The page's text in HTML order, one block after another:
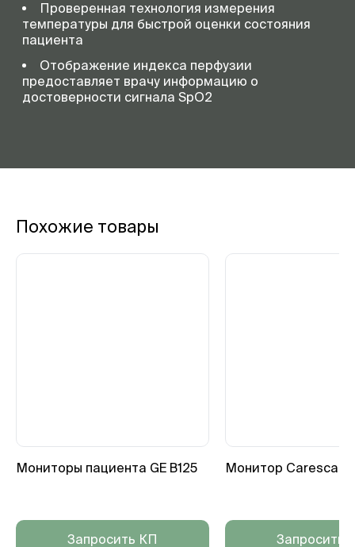
Проверенная технология измерения
температуры для быстрой оценки состояния
пациента
Отображение индекса перфузии
предоставляет врачу информацию о
достоверности сигнала SpO2
Похожие товары
Мониторы пациента GE B125
Запросить КП
Монитор
Запросить